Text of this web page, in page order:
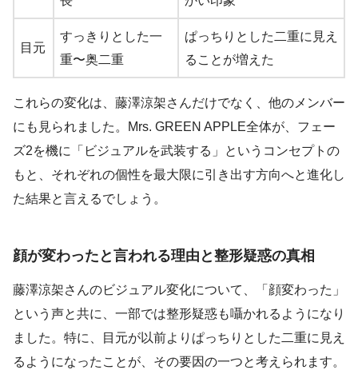
目元
すっきりとした一
重〜奥二重
ぱっちりとした二重に見え
ることが増えた
これらの変化は、藤澤涼架さんだけでなく、他のメンバー
にも見られました。Mrs. GREEN APPLE全体が、フェー
ズ2を機に「ビジュアルを武装する」というコンセプトの
もと、それぞれの個性を最大限に引き出す方向へと進化し
た結果と言えるでしょう。
顔が変わったと言われる理由と整形疑惑の真相
藤澤涼架さんのビジュアル変化について、「顔変わった」
という声と共に、一部では整形疑惑も囁かれるようになり
ました。特に、目元が以前よりぱっちりとした二重に見え
るようになったことが、その要因の一つと考えられます。